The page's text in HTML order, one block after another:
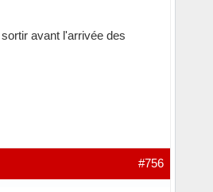
avant l'arrivée des
#756